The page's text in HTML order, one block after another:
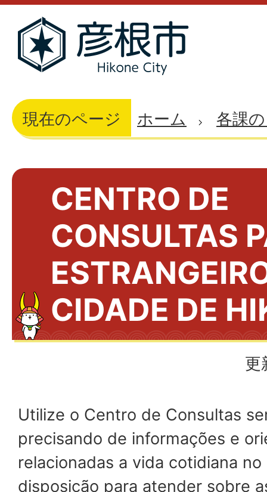
現在のページ ホーム 各課
CENTRO DE
CONSULTAS
CIDADE DE
更
Utilize o Centro de Consultas
precisando de informações e
relacionadas a vida cotidiana
disposição para atender sobre